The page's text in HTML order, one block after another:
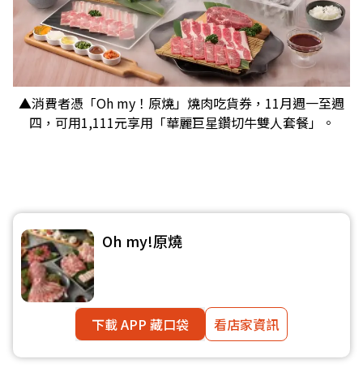
▲消費者憑「Oh my！原燒」燒肉吃貨券，11月週一至週
四，可用1,111元享用「華麗巨星鑽切牛雙人套餐」。
Oh my!原燒
下載 APP 藏口袋 看店家資訊